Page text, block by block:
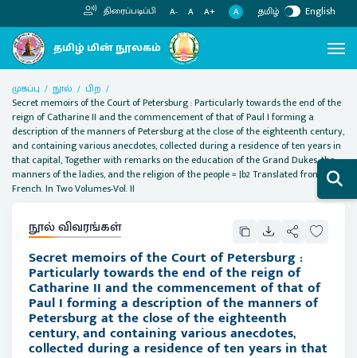
திரைப்படிப்பி A- A A+ A தமிழ் English
முகப்பு நூல்
பிற
Secret memoirs of the Court of Petersburg : Particularly towards the end of the
reign of Catharine II and the commencement of that of Paul I forming a
description of the manners of Petersburg at the close of the eighteenth century,
and containing various anecdotes, collected during a residence of ten years in
that capital, Together with remarks on the education of the Grand Dukes, the
manners of the ladies, and the religion of the people = |b2 Translated from the
French. In Two Volumes-Vol. II
நூல் விவரங்கள்
Secret memoirs of the Court of Petersburg :
Particularly towards the end of the reign of
Catharine II and the commencement of that of
Paul I forming a description of the manners of
Petersburg at the close of the eighteenth
century, and containing various anecdotes,
collected during a residence of ten years in that